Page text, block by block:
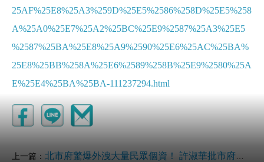
25AF%25E8%25A3%259D%25E5%2586%258D%25E5%258
A%25A0%25E7%25A2%25BC%25E9%2587%25A3%25E5
%2587%25BA%25E8%25A9%2590%25E6%25AC%25BA%
25E8%25BB%258A%25E6%2589%258B%25E9%2580%25A
E%25E4%25BA%25BA-111237294.html
上一篇： 北市府驚爆外洩大量民眾個資！ 許淑華批市府淪詐騙集團幫兇